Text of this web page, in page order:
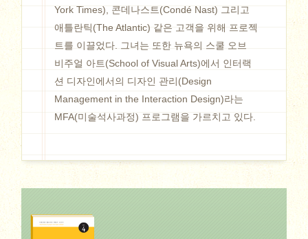
York Times), 콘데나스트(Condé Nast) 그리고
애틀란틱(The Atlantic) 같은 고객을 위해 프로젝
트를 이끌었다. 그녀는 또한 뉴욕의 스쿨 오브
비주얼 아트(School of Visual Arts)에서 인터랙
션 디자인에서의 디자인 관리(Design
Management in the Interaction Design)라는
MFA(미술석사과정) 프로그램을 가르치고 있다.